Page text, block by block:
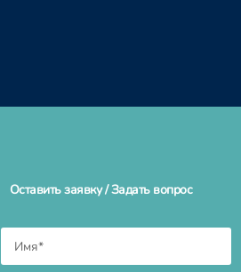
Оставить заявку / Задать вопрос